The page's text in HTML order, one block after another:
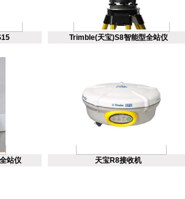
Trimble(天宝)S8智能型全站仪
站仪 天宝R8接收机